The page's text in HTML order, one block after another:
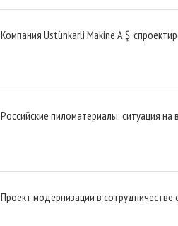
Компания Üstünkarli Makine A.Ş.
Российские пиломатериалы: ситуация на
Проект модернизации в сотрудничестве